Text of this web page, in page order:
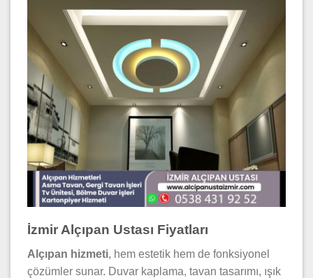
İzmir Alçıpan Ustası Fiyatları
Alçıpan hizmeti, hem estetik hem de fonksiyonel
çözümler sunar. Duvar kaplama, tavan tasarımı, ışık